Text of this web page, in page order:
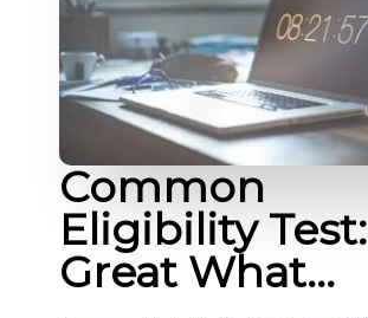
Common
Eligibility Test:
Great What…